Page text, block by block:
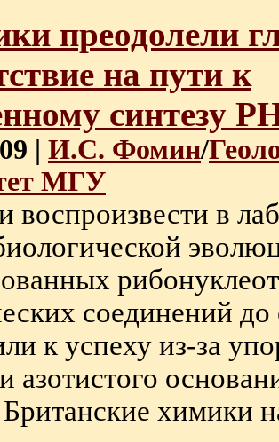
преодолели
на пути к
синтезу
| И.С. Фомин/
МГУ
воспроизвести в
соединений
к успеху из-за
азотистого
химики